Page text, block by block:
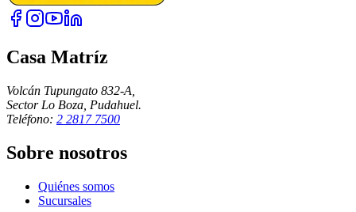
Casa Matríz
Volcán Tupungato 832-A,
Sector Lo Boza, Pudahuel.
Teléfono: 2 2817 7500
Sobre nosotros
Quiénes somos
Sucursales